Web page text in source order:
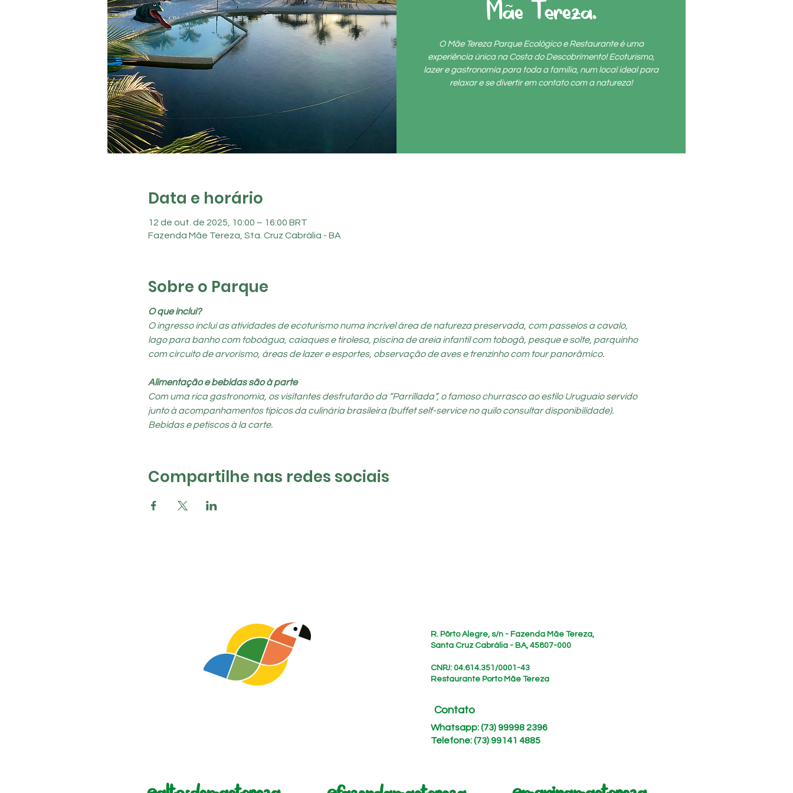
Mãe Tereza.
O Mãe Tereza Parque Ecológico e Restaurante é uma
experiência única na Costa do Descobrimento! Ecoturismo,
lazer e gastronomia para toda a família, num local ideal para
relaxar e se divertir em contato com a natureza!
Data e horário
12 de out. de 2025, 10:00 – 16:00 BRT
Fazenda Mãe Tereza, Sta. Cruz Cabrália - BA
Sobre o Parque
O que inclui?
O ingresso inclui as atividades de ecoturismo numa incrível área de natureza preservada, com passeios a cavalo,
lago para banho com toboágua, caiaques e tirolesa, piscina de areia infantil com tobogã, pesque e solte, parquinho
com circuito de arvorismo, áreas de lazer e esportes, observação de aves e trenzinho com tour panorâmico.
Alimentação e bebidas são à parte
Com uma rica gastronomia, os visitantes desfrutarão da “Parrillada”, o famoso churrasco ao estilo Uruguaio servido
junto à acompanhamentos típicos da culinária brasileira (buffet self-service no quilo consultar disponibilidade).
Bebidas e petiscos à la carte.
Compartilhe nas redes sociais
R. Pôrto Alegre, s/n - Fazenda Mãe Tereza,
Santa Cruz Cabrália - BA, 45807-000
CNPJ: 04.614.351/0001-43
Restaurante Porto Mãe Tereza
Contato
Whatsapp: (73) 99998 2396
Telefone: (73) 99141 4885